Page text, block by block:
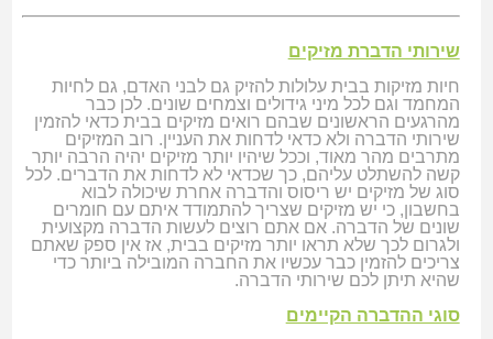
שירותי הדברת מזיקים
חיות מזיקות בבית עלולות להזיק גם לבני האדם, גם לחיות
המחמד וגם לכל מיני גידולים וצמחים שונים. לכן כבר
מהרגעים הראשונים שבהם רואים מזיקים בבית כדאי להזמין
שירותי הדברה ולא כדאי לדחות את העניין. רוב המזיקים
מתרבים מהר מאוד, וככל שיהיו יותר מזיקים יהיה הרבה יותר
קשה להשתלט עליהם, כך שכדאי לא לדחות את הדברים. לכל
סוג של מזיקים יש ריסוס והדברה אחרת שיכולה לבוא
בחשבון, כי יש מזיקים שצריך להתמודד איתם עם חומרים
שונים של הדברה. אם אתם רוצים לעשות הדברה מקצועית
ולגרום לכך שלא תראו יותר מזיקים בבית, אז אין ספק שאתם
צריכים להזמין כבר עכשיו את החברה המובילה ביותר כדי
שהיא תיתן לכם שירותי הדברה.
סוגי ההדברה הקיימים